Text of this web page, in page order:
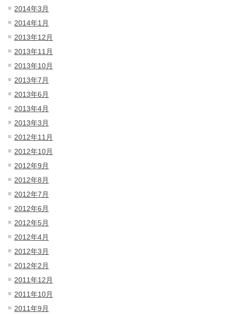
2014年3月
2014年1月
2013年12月
2013年11月
2013年10月
2013年7月
2013年6月
2013年4月
2013年3月
2012年11月
2012年10月
2012年9月
2012年8月
2012年7月
2012年6月
2012年5月
2012年4月
2012年3月
2012年2月
2011年12月
2011年10月
2011年9月